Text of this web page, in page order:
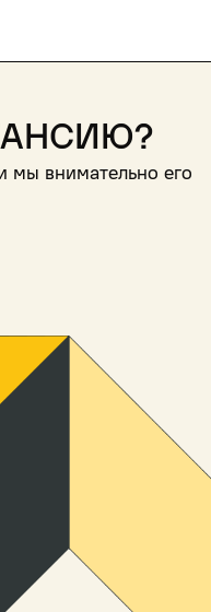
мы внимательно его